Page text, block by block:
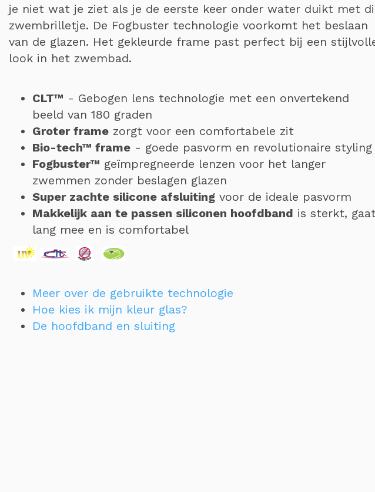
je niet wat je ziet als je de eerste keer onder water duikt met
zwembrilletje. De Fogbuster technologie voorkomt het beslaan
van de glazen. Het gekleurde frame past perfect bij een
look in het zwembad.
CLT™ - Gebogen lens technologie met een onvertekend
beeld van 180 graden
Groter frame zorgt voor een comfortabele zit
Bio-tech™ frame - goede pasvorm en revolutionaire styling
Fogbuster™ geïmpregneerde lenzen voor het langer
zwemmen zonder beslagen glazen
Super zachte silicone afsluiting voor de ideale pasvorm
Makkelijk aan te passen siliconen hoofdband is sterkt,
lang mee en is comfortabel
Meer over de gebruikte technologie
Hoe kies ik mijn kleur glas?
De hoofdband en sluiting